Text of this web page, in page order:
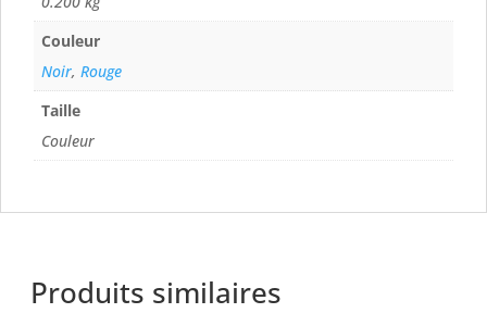
Couleur
Noir, Rouge
Taille
Couleur
Produits similaires